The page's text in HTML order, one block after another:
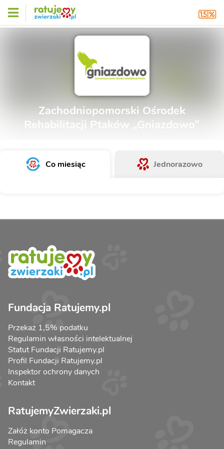
Zachodniopomorski Ośrodek
Rehabilitacji Ptaków „Gniazdowo”
Co miesiąc Jednorazowo
Fundacja Ratujemy.pl
Przekaż 1,5% podatku
Regulamin własności intelektualnej
Statut Fundacji Ratujemy.pl
Profil Fundacji Ratujemy.pl
Inspektor ochrony danych
Kontakt
RatujemyZwierzaki.pl
Załóż konto Pomagacza
Regulamin